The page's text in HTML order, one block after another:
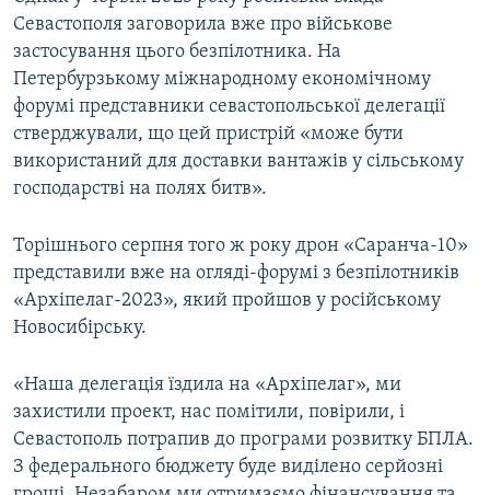
Севастополя заговорила вже про військове
застосування цього безпілотника. На
Петербурзькому міжнародному економічному
форумі представники севастопольської делегації
стверджували, що цей пристрій «може бути
використаний для доставки вантажів у сільському
господарстві на полях битв».
Торішнього серпня того ж року дрон «Саранча-10»
представили вже на огляді-форумі з безпілотників
«Архіпелаг-2023», який пройшов у російському
Новосибірську.
«Наша делегація їздила на «Архіпелаг», ми
захистили проект, нас помітили, повірили, і
Севастополь потрапив до програми розвитку БПЛА.
З федерального бюджету буде виділено серйозні